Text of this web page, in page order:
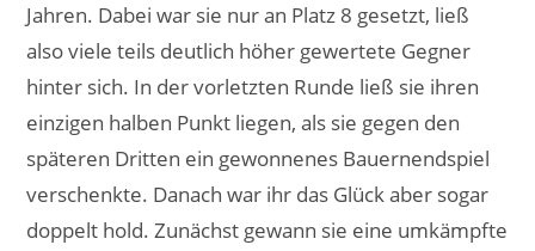
Jahren. Dabei war sie nur an Platz 8 gesetzt, ließ
also viele teils deutlich höher gewertete Gegner
hinter sich. In der vorletzten Runde ließ sie ihren
einzigen halben Punkt liegen, als sie gegen den
späteren Dritten ein gewonnenes Bauernendspiel
verschenkte. Danach war ihr das Glück aber sogar
doppelt hold. Zunächst gewann sie eine umkämpfte